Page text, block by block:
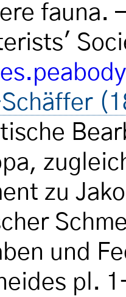
fauna.
zu
und
pl.